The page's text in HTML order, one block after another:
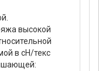
высокой
в сН/текс